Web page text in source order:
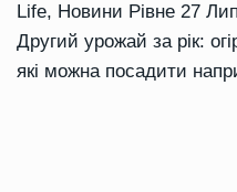
Life, Новини Рівне 27
Другий урожай за рік:
які можна посадити